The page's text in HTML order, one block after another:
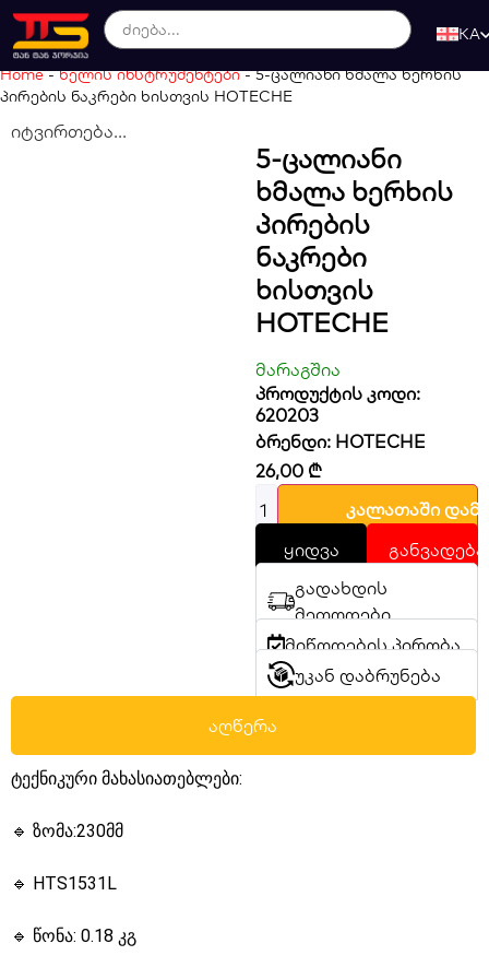
KA
Home-ხელის ინსტრუმენტები-5-ცალიანი ხმალა ხერხის
პირების ნაკრები ხისთვის HOTECHE
იტვირთება...
5-Ცალიანი
Ხმალა Ხერხის
Პირების
Ნაკრები
Ხისთვის
HOTECHE
მარაგშია
პროდუქტის კოდი:
620203
ბრენდი: HOTECHE
26,00 ₾
კალათაში
ყიდვა
განვადება
გადახდის
მეთოდები
მიწოდების პირობა
უკან დაბრუნება
აღწერა
ტექნიკური მახასიათებლები:
🔹 ზომა:230მმ
🔹 HTS1531L
🔹 წონა: 0.18 კგ